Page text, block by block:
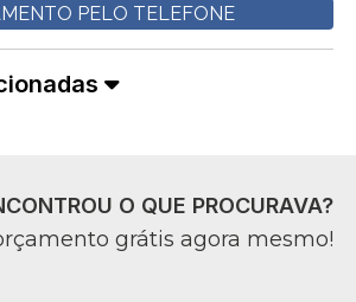
PELO TELEFONE
O QUE PROCURAVA?
grátis agora mesmo!